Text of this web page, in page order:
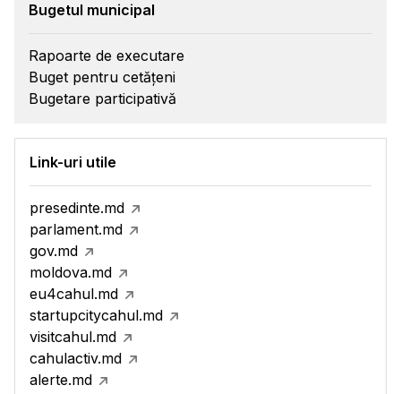
Bugetul municipal
Rapoarte de executare
Buget pentru cetățeni
Bugetare participativă
Link-uri utile
presedinte.md
parlament.md
gov.md
moldova.md
eu4cahul.md
startupcitycahul.md
visitcahul.md
cahulactiv.md
alerte.md